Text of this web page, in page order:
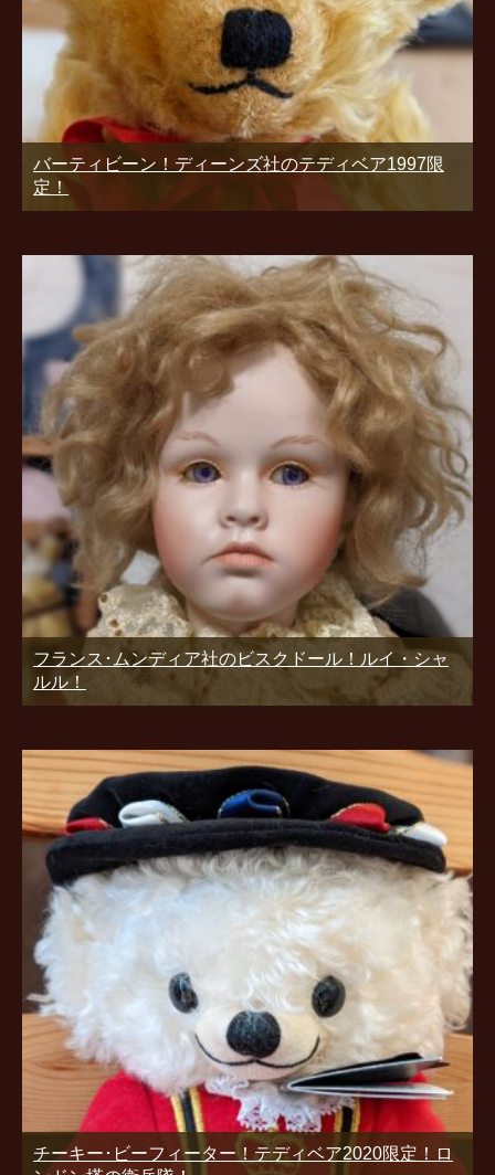
バーティビーン！ディーンズ社のテディベア1997限
定！
フランス･ムンディア社のビスクドール！ルイ・シャ
ルル！
チーキー･ビーフィーター！テディベア2020限定！ロ